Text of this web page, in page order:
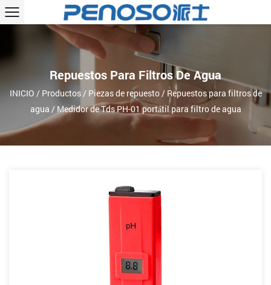
Repuestos Para Filtros De Agua
INICIO / Productos/ Piezas de repuesto/ Repuestos para filtros de
agua / Medidor de Tds PH-01 portátil para filtro de agua